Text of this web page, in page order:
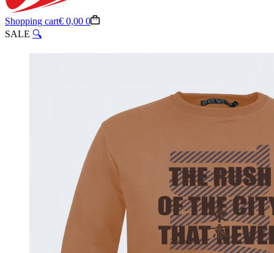
Shopping cart€ 0,00 0
SALE 🔍